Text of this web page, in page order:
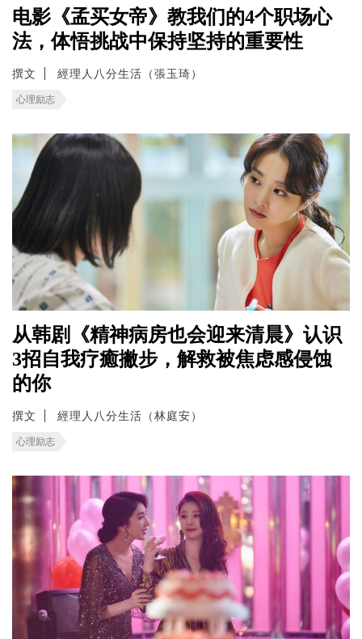
电影《孟买女帝》教我们的4个职场心
法，体悟挑战中保持坚持的重要性
撰文 經理人八分生活（張玉琦）
心理励志
从韩剧《精神病房也会迎来清晨》认识
3招自我疗癒撇步，解救被焦虑感侵蚀
的你
撰文 經理人八分生活（林庭安）
心理励志